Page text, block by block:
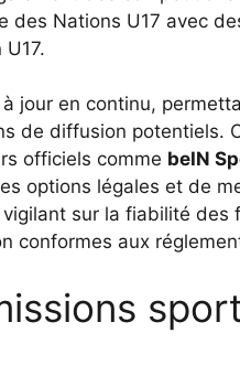
des Nations U17 avec
jour en continu,
de diffusion potentiels.
officiels comme beIN
options légales et de
sur la fiabilité des
conformes aux